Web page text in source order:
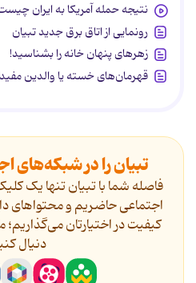
نتیجه حمله آمریکا به ایران
رونمایی از اتاق برق جدید تبیان
زهرهای پنهان خانه را بشناسید!
قهرمان‌های خسته یا والدین
تبیان را در شبکه‌های
فاصله شما با تبیان تنها یک
اجتماعی حاضریم و محتواهای
کیفیت در اختیارتان
دنیال